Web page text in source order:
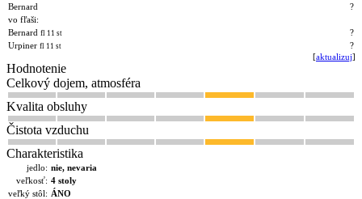
Bernard
?
vo fľaši:
Bernard fl 11 st
?
Urpiner fl 11 st
?
[aktualizuj]
Hodnotenie
Celkový dojem, atmosféra
Kvalita obsluhy
Čistota vzduchu
Charakteristika
jedlo: nie, nevaria
veľkosť: 4 stoly
veľký stôl: ÁNO